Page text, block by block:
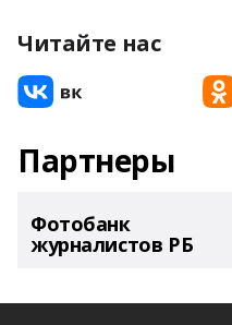
Читайте нас
Партнеры
Фотобанк
журналистов РБ